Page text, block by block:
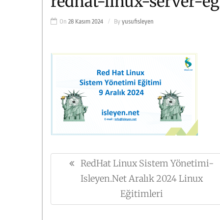
On 28 Kasım 2024 By yusufisleyen
Yazı
gezinmesi
Previous
Post:
RedHat Linux Sistem Yönetimi-
Isleyen.net Aralık 2024 Linux
Eğitimleri